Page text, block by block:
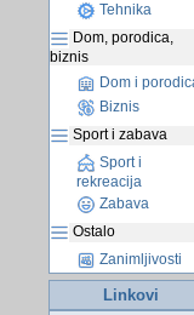
Tehnika
Dom, porodica,
biznis
Dom i
Biznis
Sport i zabava
Sport i
rekreacija
Zabava
Ostalo
Zanimljivosti
Linkovi